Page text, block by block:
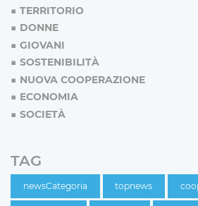
TERRITORIO
DONNE
GIOVANI
SOSTENIBILITÀ
NUOVA COOPERAZIONE
ECONOMIA
SOCIETÀ
TAG
newsCategoria topnews